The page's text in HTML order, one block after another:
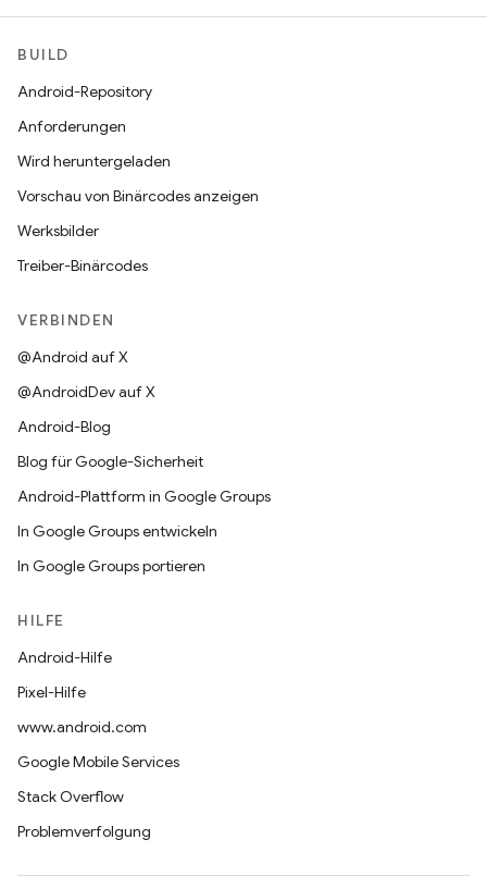
BUILD
Android-Repository
Anforderungen
Wird heruntergeladen
Vorschau von Binärcodes anzeigen
Werksbilder
Treiber-Binärcodes
VERBINDEN
@Android auf X
@AndroidDev auf X
Android-Blog
Blog für Google-Sicherheit
Android-Plattform in Google Groups
In Google Groups entwickeln
In Google Groups portieren
HILFE
Android-Hilfe
Pixel-Hilfe
www.android.com
Google Mobile Services
Stack Overflow
Problemverfolgung